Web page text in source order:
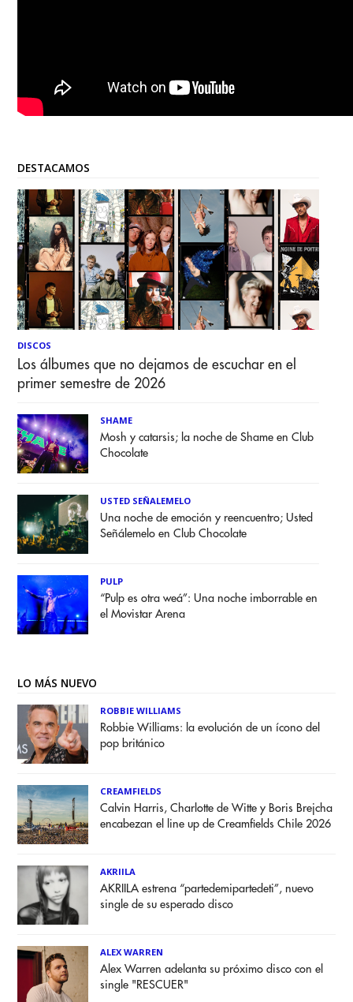
DESTACAMOS
DISCOS
Los álbumes que no dejamos de escuchar en el
primer semestre de 2026
SHAME
Mosh y catarsis; la noche de Shame en Club
Chocolate
USTED SEÑALEMELO
Una noche de emoción y reencuentro; Usted
Señálemelo en Club Chocolate
PULP
“Pulp es otra weá”: Una noche imborrable en
el Movistar Arena
LO MÁS NUEVO
ROBBIE WILLIAMS
Robbie Williams: la evolución de un ícono del
pop británico
CREAMFIELDS
Calvin Harris, Charlotte de Witte y Boris Brejcha
encabezan el line up de Creamfields Chile 2026
AKRIILA
AKRIILA estrena “partedemipartedeti”, nuevo
single de su esperado disco
ALEX WARREN
Alex Warren adelanta su próximo disco con el
single "RESCUER"